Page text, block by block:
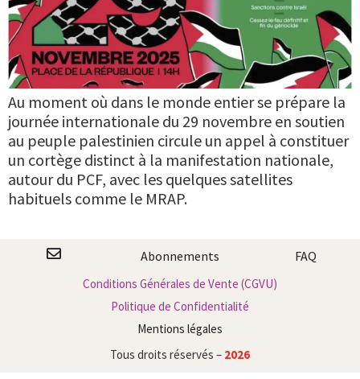
Au moment où dans le monde entier se prépare la
journée internationale du 29 novembre en soutien
au peuple palestinien circule un appel à constituer
un cortège distinct à la manifestation nationale,
autour du PCF, avec les quelques satellites
habituels comme le MRAP.
Abonnements FAQ
Conditions Générales de Vente (CGVU)
Politique de Confidentialité
Mentions légales
Tous droits réservés – 2026